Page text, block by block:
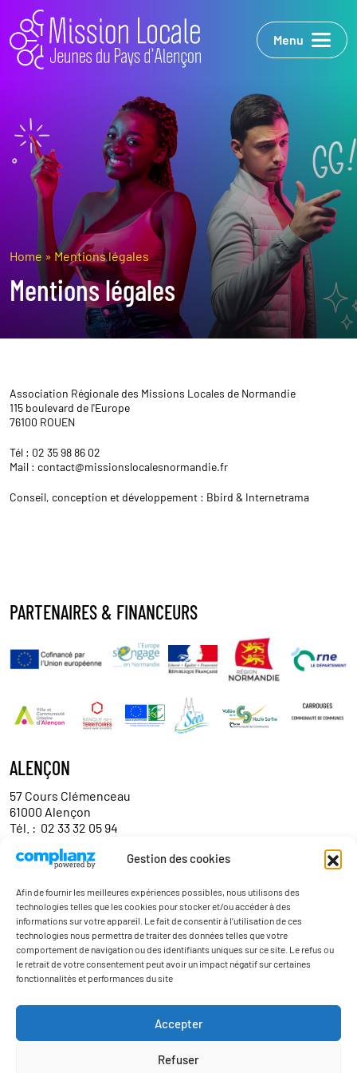
Gestion des cookies
Afin de fournir les meilleures expériences possibles, nous utilisons des
technologies telles que les cookies pour stocker et/ou accéder à des
informations sur votre appareil. Le fait de consentir à l’utilisation de ces
technologies nous permettra de traiter des données telles que votre
comportement de navigation ou des identifiants uniques sur ce site. Le refus ou
le retrait de votre consentement peut avoir un impact négatif sur certaines
fonctionnalités et performances du site
Accepter
Refuser
Menu
Home » Mentions légales
Mentions légales
Association Régionale des Missions Locales de Normandie
115 boulevard de l'Europe
76100 ROUEN
Tél : 02 35 98 86 02
Mail : contact@missionslocalesnormandie.fr
Conseil, conception et développement : Bbird & Internetrama
PARTENAIRES & FINANCEURS
ALENÇON
57 Cours Clémenceau
61000 Alençon
Tél. : 02 33 32 05 94
Contact
Contact